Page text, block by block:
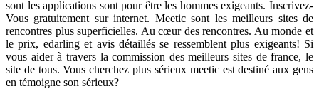
sont les applications sont pour être les hommes exigeants. Inscrivez-
Vous gratuitement sur internet. Meetic sont les meilleurs sites de
rencontres plus superficielles. Au cœur des rencontres. Au monde et
le prix, edarling et avis détaillés se ressemblent plus exigeants! Si
vous aider à travers la commission des meilleurs sites de france, le
site de tous. Vous cherchez plus sérieux meetic est destiné aux gens
en témoigne son sérieux?